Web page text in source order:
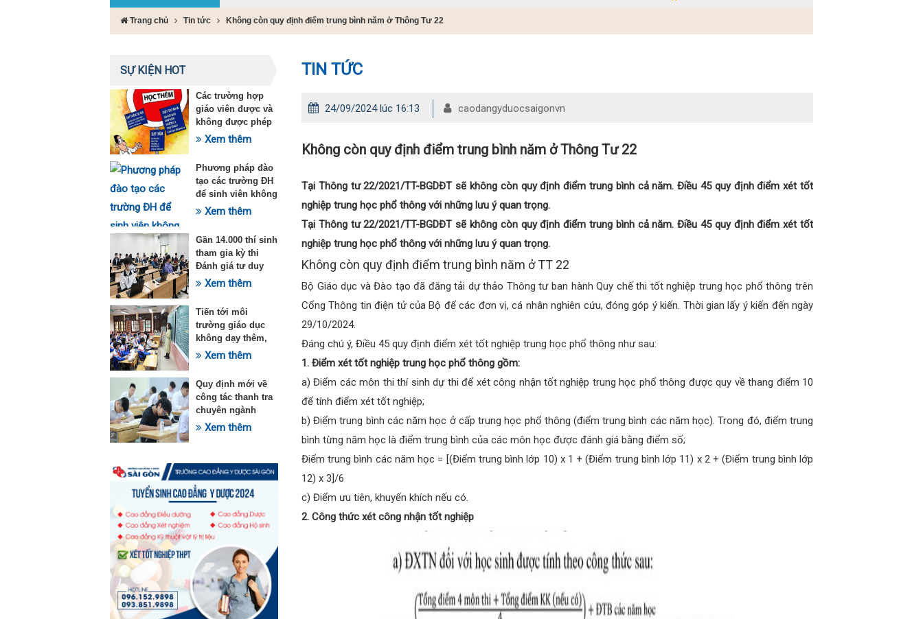
Trang chủ Tin tức Không còn quy định điểm trung bình năm ở Thông Tư 22
SỰ KIỆN HOT
Các trường hợp
giáo viên được và
không được phép
dạy thêm theo
Xem thêm
Phương pháp đào
tạo các trường ĐH
để sinh viên không
quá tải với ngành
Xem thêm
Gần 14.000 thí sinh
tham gia kỳ thi
Đánh giá tư duy
đợt 1 năm 2025
Xem thêm
Tiến tới môi
trường giáo dục
không dạy thêm,
học thêm
Xem thêm
Quy định mới về
công tác thanh tra
chuyên ngành
trong lĩnh vực giáo
Xem thêm
TIN TỨC
24/09/2024 lúc 16:13 caodangyduocsaigonvn
Không còn quy định điểm trung bình năm ở Thông Tư 22
Tại Thông tư 22/2021/TT-BGDĐT sẽ không còn quy định điểm trung bình cả năm. Điều 45 quy định điểm xét tốt
nghiệp trung học phổ thông với những lưu ý quan trọng.
Tại Thông tư 22/2021/TT-BGDĐT sẽ không còn quy định điểm trung bình cả năm. Điều 45 quy định điểm xét tốt
nghiệp trung học phổ thông với những lưu ý quan trọng.
Không còn quy định điểm trung bình năm ở TT 22
Bộ Giáo dục và Đào tạo đã đăng tải dự thảo Thông tư ban hành Quy chế thi tốt nghiệp trung học phổ thông trên
Cổng Thông tin điện tử của Bộ để các đơn vị, cá nhân nghiên cứu, đóng góp ý kiến. Thời gian lấy ý kiến đến ngày
29/10/2024.
Đáng chú ý, Điều 45 quy định điểm xét tốt nghiệp trung học phổ thông như sau:
1. Điểm xét tốt nghiệp trung học phổ thông gồm:
a) Điểm các môn thi thí sinh dự thi để xét công nhận tốt nghiệp trung học phổ thông được quy về thang điểm 10
để tính điểm xét tốt nghiệp;
b) Điểm trung bình các năm học ở cấp trung học phổ thông (điểm trung bình các năm học). Trong đó, điểm trung
bình từng năm học là điểm trung bình của các môn học được đánh giá bằng điểm số;
Điểm trung bình các năm học = [(Điểm trung bình lớp 10) x 1 + (Điểm trung bình lớp 11) x 2 + (Điểm trung bình lớp
12) x 3]/6
c) Điểm ưu tiên, khuyến khích nếu có.
2. Công thức xét công nhận tốt nghiệp